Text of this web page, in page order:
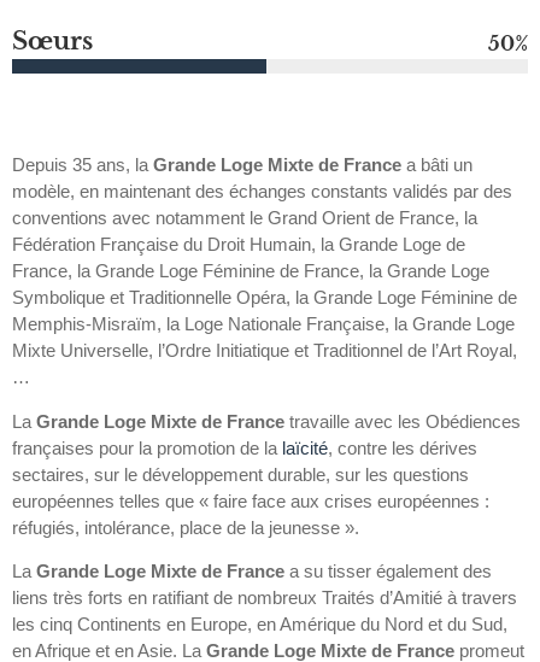
Sœurs 51%
Depuis 35 ans, la Grande Loge Mixte de France a bâti un
modèle, en maintenant des échanges constants validés par des
conventions avec notamment le Grand Orient de France, la
Fédération Française du Droit Humain, la Grande Loge de
France, la Grande Loge Féminine de France, la Grande Loge
Symbolique et Traditionnelle Opéra, la Grande Loge Féminine de
Memphis-Misraïm, la Loge Nationale Française, la Grande Loge
Mixte Universelle, l’Ordre Initiatique et Traditionnel de l’Art Royal,
…
La Grande Loge Mixte de France travaille avec les Obédiences
françaises pour la promotion de la laïcité, contre les dérives
sectaires, sur le développement durable, sur les questions
européennes telles que « faire face aux crises européennes :
réfugiés, intolérance, place de la jeunesse ».
La Grande Loge Mixte de France a su tisser également des
liens très forts en ratifiant de nombreux Traités d’Amitié à travers
les cinq Continents en Europe, en Amérique du Nord et du Sud,
en Afrique et en Asie. La Grande Loge Mixte de France promeut